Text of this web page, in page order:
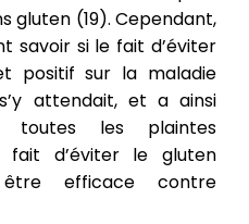
gluten (19). Cependant,
savoir si le fait d’éviter
positif sur la maladie
attendait, et a ainsi
toutes les plaintes
fait d’éviter le gluten
efficace contre